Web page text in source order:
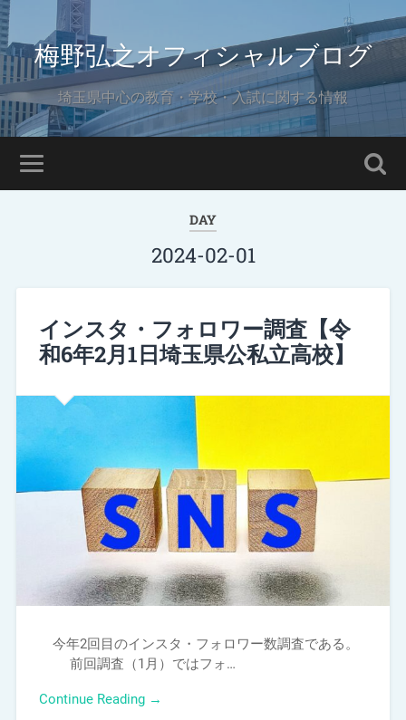
梅野弘之オフィシャルブログ
埼玉県中心の教育・学校・入試に関する情報
DAY
2024-02-01
インスタ・フォロワー調査【令
和6年2月1日埼玉県公私立高校】
今年2回目のインスタ・フォロワー数調査である。
前回調査（1月）ではフォ…
Continue Reading →